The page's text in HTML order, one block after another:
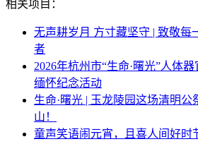
相关项目：
无声耕岁月 方寸藏坚守 | 致敬每
者
2026年杭州市“生命·曙光”人体
缅怀纪念活动
生命·曙光 | 玉龙陵园这场清明
山！
童声笑语闹元宵，且喜人间好时